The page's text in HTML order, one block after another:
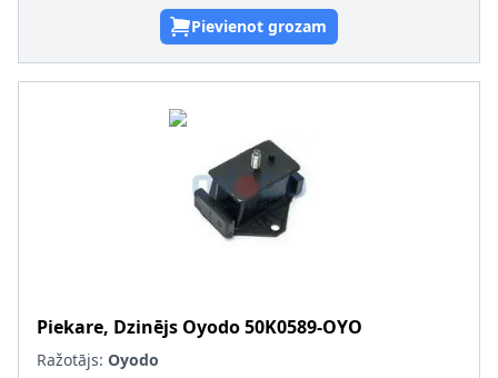
Pievienot grozam
Piekare, Dzinējs Oyodo50K0589-OYO
Ražotājs: Oyodo